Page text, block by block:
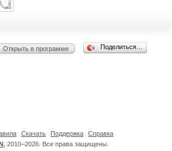
Открыть в программе Поделиться…
, 2010–2026. Все права защищены.
Скачать Поддержка Справка